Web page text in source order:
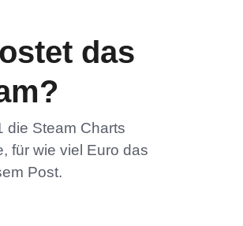
das
die Steam Charts
für wie viel Euro das
Post.